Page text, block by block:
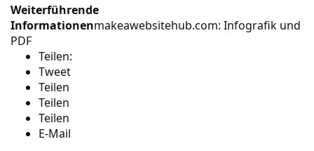
Weiterführende
Informationenmakeawebsitehub.com: Infografik und
PDF
Teilen:
Tweet
Teilen
Teilen
Teilen
E-Mail